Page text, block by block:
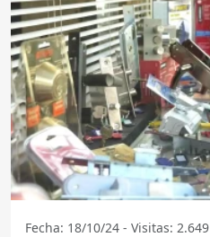
Fecha: 18/10/24 - Visitas: 2.649